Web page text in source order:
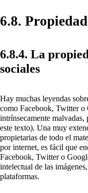
6.8.
6.8.4. La
sociales
Hay muchas leyendas
como Facebook, Twitter o
intrínsecamente
este texto). Una muy
propietarias de todo el
por internet, es fácil que
Facebook, Twitter o
intelectual de las
plataformas.